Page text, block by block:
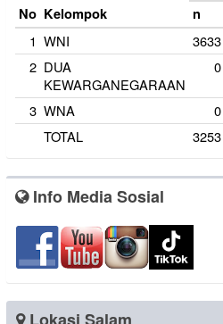
No Kelompok
n
1 WNI 3633
2 DUA
KEWARGANEGARAAN
0
3 WNA 0
TOTAL
3253
Info Media Sosial
Lokasi Salam